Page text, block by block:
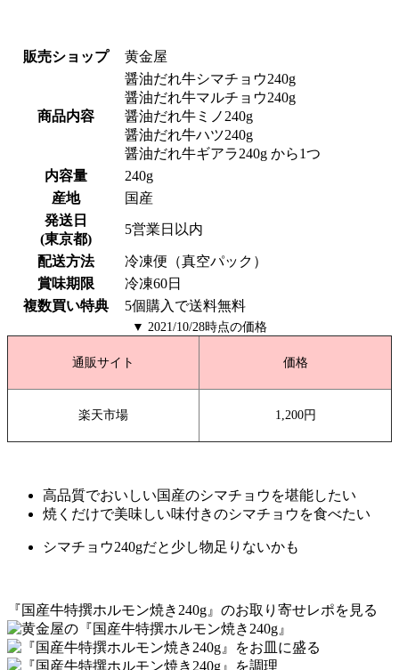
販売ショップ 黄金屋
商品内容
醤油だれ牛シマチョウ240g
醤油だれ牛マルチョウ240g
醤油だれ牛ミノ240g
醤油だれ牛ハツ240g
醤油だれ牛ギアラ240g から1つ
内容量
240g
産地
国産
発送日
(東京都)
5営業日以内
配送方法
冷凍便（真空パック）
賞味期限
冷凍60日
複数買い特典
5個購入で送料無料
▼ 2021/10/28時点の価格
通販サイト 価格
楽天市場 1,200円
高品質でおいしい国産のシマチョウを堪能したい
焼くだけで美味しい味付きのシマチョウを食べたい
シマチョウ240gだと少し物足りないかも
『国産牛特撰ホルモン焼き240g』のお取り寄せレポを見る